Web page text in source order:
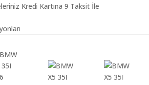
Kredi Kartına 9 Taksit İle